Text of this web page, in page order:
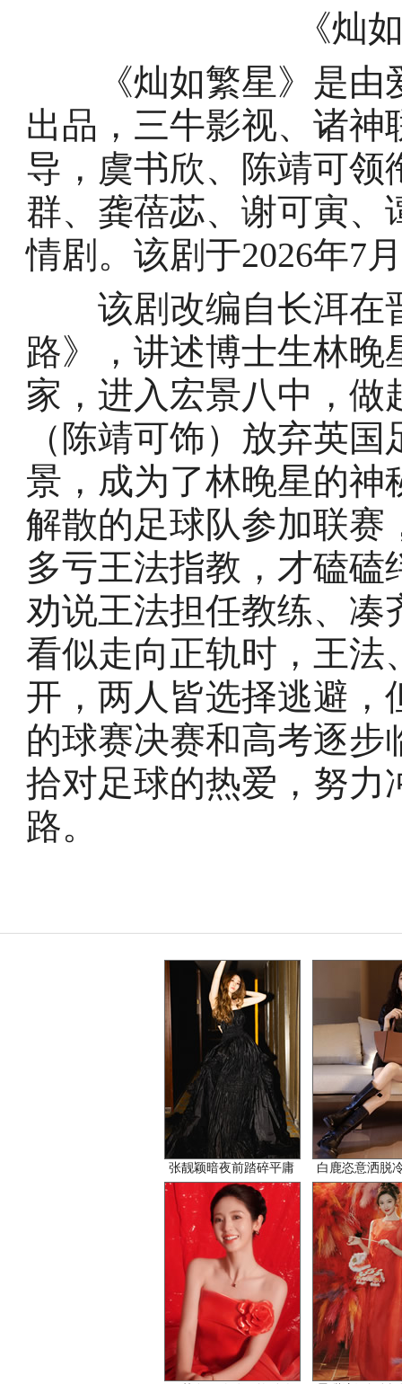
《灿
《灿如繁星》是由
出品，三牛影视、诸
导，虞书欣、陈靖可领
群、龚蓓苾、谢可寅、
情剧。该剧于2026年7
该剧改编自长洱在
路》，讲述博士生林
家，进入宏景八中，
（陈靖可饰）放弃英
景，成为了林晚星的神
解散的足球队参加联赛
多亏王法指教，才磕
劝说王法担任教练、凑
看似走向正轨时，王法
开，两人皆选择逃避，
的球赛决赛和高考逐
拾对足球的热爱，努力
路。
张靓颖暗夜前踏碎平庸 白鹿恣意洒脱